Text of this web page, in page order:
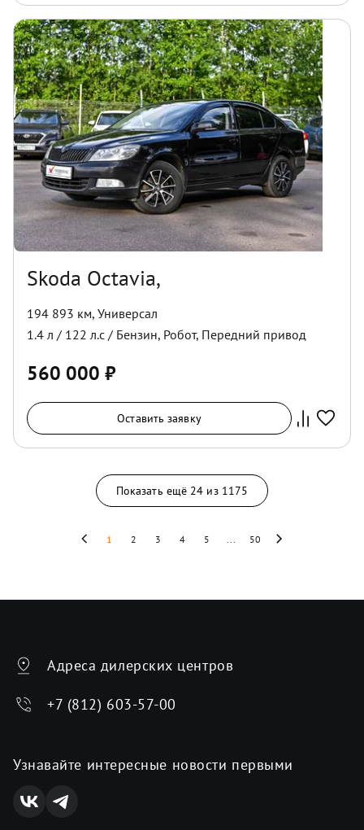
Skoda Octavia,
194 893 км, Универсал
1.4 л / 122 л.с / Бензин, Робот, Передний привод
560 000 ₽
Оставить заявку
Показать ещё 24 из 1175
1 2 3 4 5 50
Адреса дилерских центров
+7 (812) 603-57-00
Узнавайте интересные новости первыми